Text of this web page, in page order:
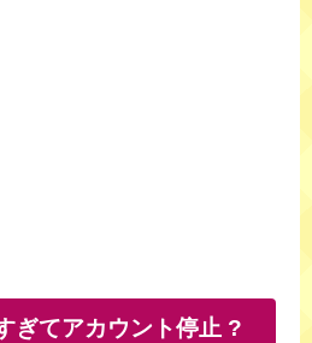
ぎてアカウント停止 ?